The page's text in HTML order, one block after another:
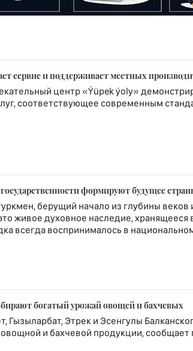
сервис и поддерживает местных
центр «Ýüpek ýoly»
соответствующее современным
формируют будущее
берущий начало из глубины
живое духовное наследие, хранящееся
всегда воспринималось в
богатый урожай овощей и бахчевых
Гызыларбат, Этрек и Эсенгулы
и бахчевой продукции, сообщает